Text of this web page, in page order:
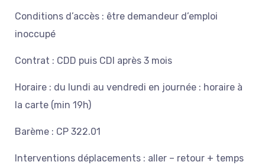
Conditions d’accès : être demandeur d’emploi
inoccupé
Contrat : CDD puis CDI après 3 mois
Horaire : du lundi au vendredi en journée : horaire à
la carte (min 19h)
Barème : CP 322.01
Interventions déplacements : aller – retour + temps